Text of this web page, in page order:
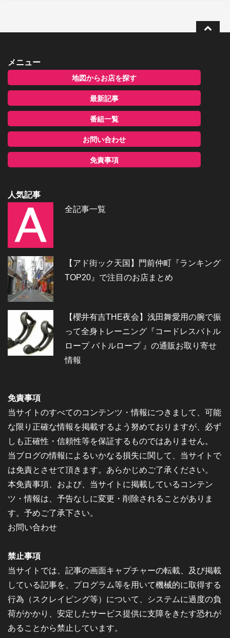
メニュー
地図からお店を探す
最新記事
番組一覧
お問い合わせ
免責事項
人気記事
全記事一覧
【アド街ック天国】門前仲町『ランキング
TOP20』で注目のお店まとめ
【櫻井有吉THE夜会】浅田舞愛用の腕で振
って全身トレーニング『コードレスバトル
ロープ バトルロープ 』の通販お取り寄せ
情報
免責事項
当サイトのすべてのコンテンツ・情報につきまして、可能
な限り正確な情報を掲載するよう努めておりますが、必ず
しも正確性・信頼性等を保証するものではありません。
当ブログの情報によるいかなる損失に関して、当サイトで
は免責とさせて頂きます。あらかじめご了承ください。
本免責事項、および、当サイトに掲載しているコンテン
ツ・情報は、予告なしに変更・削除されることがありま
す。予めご了承下さい。
お問い合わせ
禁止事項
当サイトでは、記事の画面キャプチャーの転載、及び掲載
している記事を、プログラム等を用いて機械的に取得する
行為（スクレイピング等）について、システムに過度の負
荷がかかり、安定したサービス提供に支障をきたす恐れが
あることから禁止しています。